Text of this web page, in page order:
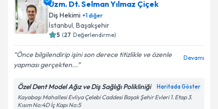
Uzm. Dt. Selman Yılmaz Çiçek
Diş Hekimi +1diğer
İstanbul, Başakşehir
5 (27 Değerlendirme)
Önce bilgilendirip işini son derece titizlikle ve özenle
yapması gerçekten...
Devamı
Özel Dent Model Ağız ve Diş Sağlığı Polikliniği Haritada Göster
Kayabaşı Mahallesi Evliya Çelebi Caddesi Başak Şehir Evleri 1. Etap 3.
Kısım No:4D İç Kapı No:5